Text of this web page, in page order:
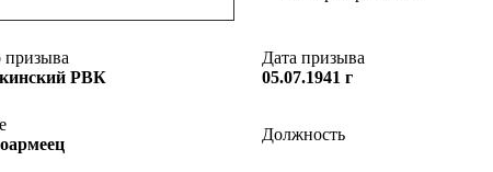
призыва
РВК
Дата призыва
05.07.1941 г
Должность